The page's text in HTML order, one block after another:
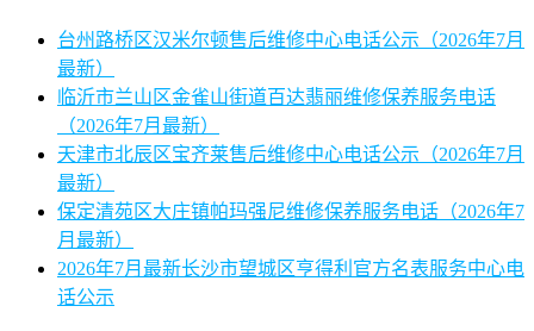
台州路桥区汉米尔顿售后维修中心电话公示（2026年7月
最新）
临沂市兰山区金雀山街道百达翡丽维修保养服务电话
（2026年7月最新）
天津市北辰区宝齐莱售后维修中心电话公示（2026年7月
最新）
保定清苑区大庄镇帕玛强尼维修保养服务电话（2026年7
月最新）
2026年7月最新长沙市望城区亨得利官方名表服务中心电
话公示